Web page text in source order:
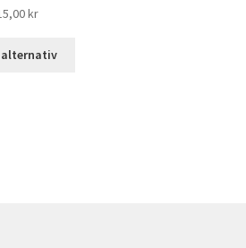
kr
alternativ